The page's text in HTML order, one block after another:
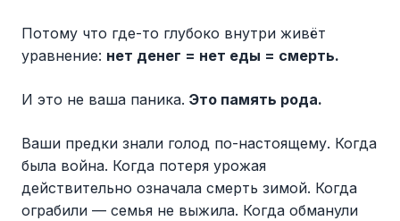
Потому что где-то глубоко внутри живёт
уравнение: нет денег = нет еды = смерть.
И это не ваша паника. Это память рода.
Ваши предки знали голод по-настоящему. Когда
была война. Когда потеря урожая
действительно означала смерть зимой. Когда
ограбили — семья не выжила. Когда обманули